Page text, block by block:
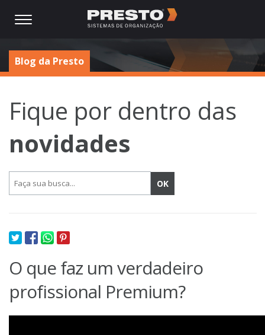
Blog da Presto
Fique por dentro das
novidades
O que faz um verdadeiro
profissional Premium?